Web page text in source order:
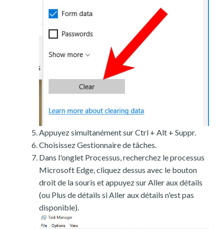
Appuyez simultanément sur Ctrl + Alt + Suppr.
Choisissez Gestionnaire de tâches.
Dans l'onglet Processus, recherchez le processus
Microsoft Edge, cliquez dessus avec le bouton
droit de la souris et appuyez sur Aller aux détails
(ou Plus de détails si Aller aux détails n'est pas
disponible).